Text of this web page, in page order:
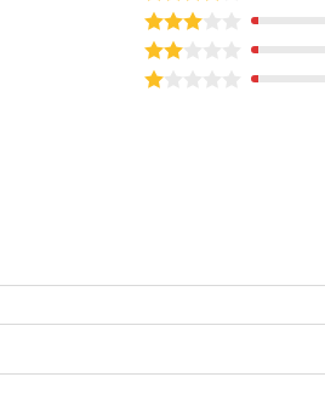
đôi Kumisai khung inox
46L trở thành lựa chọn
phân chia nước sạch và nước
trở lại bề mặt sàn, nâng cao
hoặc pha dung dịch vệ sinh.